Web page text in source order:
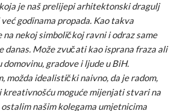
je naš prelijepi arhitektonski dragulj
godinama propada. Kao takva
na nekoj simboličkoj ravni i odraz same
danas. Može zvučati kao isprana fraza ali
gradove i ljude u BiH.
možda idealistički naivno, da je radom,
moguće mijenjati stvari na
našim kolegama umjetnicima